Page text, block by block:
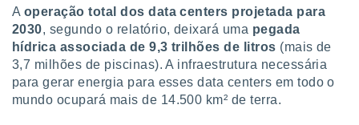
estudos
e
de
1199
A operação total dos data centers projetada para
2030, segundo o relatório, deixará uma pegada
hídrica associada de 9,3 trilhões de litros (mais de
3,7 milhões de piscinas). A infraestrutura necessária
para gerar energia para esses data centers em todo o
mundo ocupará mais de 14.500 km² de terra.